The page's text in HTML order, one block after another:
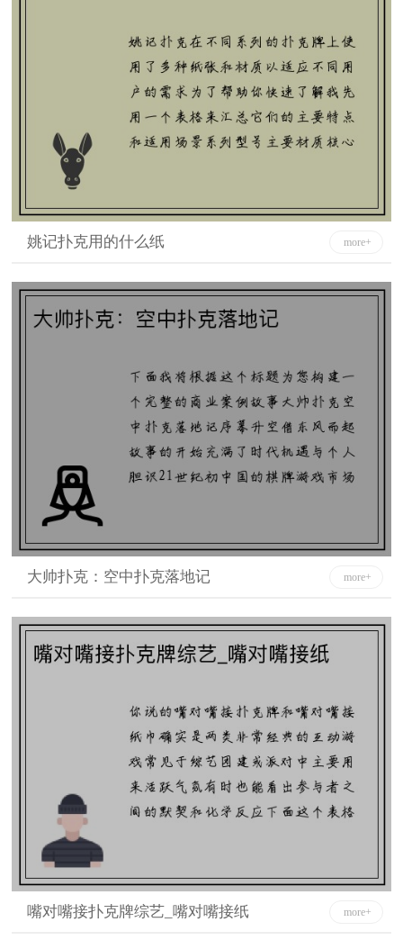
姚记扑克用的什么纸 more+
大帅扑克：空中扑克落地记 more+
嘴对嘴接扑克牌综艺_嘴对嘴接纸 more+